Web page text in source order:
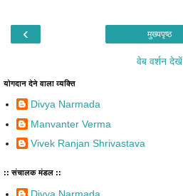
‹ मुख्यपृष्ठ
वेब वर्शन देखें
योगदान देने वाला व्यक्ति
Divya Narmada
Manvanter Verma
Vivek Ranjan Shrivastava
:: संचालक मंडल ::